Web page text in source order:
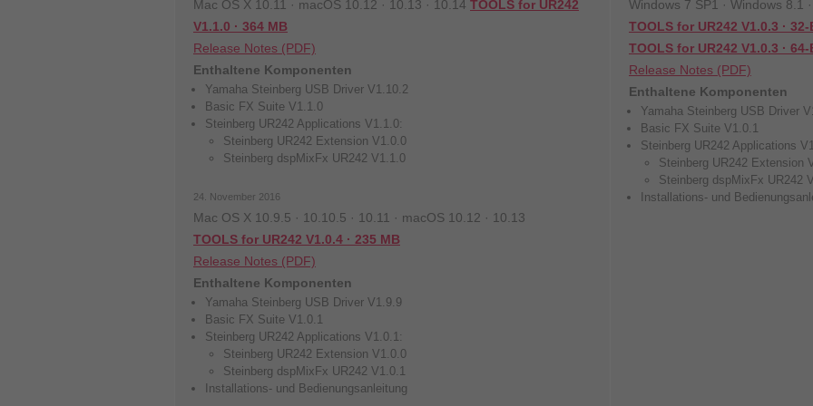
Mac OS X 10.11 · macOS 10.12 · 10.13 · 10.14 TOOLS for UR242
V1.1.0 · 364 MB
Release Notes (PDF)
Enthaltene Komponenten
Yamaha Steinberg USB Driver V1.10.2
Basic FX Suite V1.1.0
Steinberg UR242 Applications V1.1.0:
Steinberg UR242 Extension V1.0.0
Steinberg dspMixFx UR242 V1.1.0
24. November 2016
Mac OS X 10.9.5 · 10.10.5 · 10.11 · macOS 10.12 · 10.13
TOOLS for UR242 V1.0.4 · 235 MB
Release Notes (PDF)
Enthaltene Komponenten
Yamaha Steinberg USB Driver V1.9.9
Basic FX Suite V1.0.1
Steinberg UR242 Applications V1.0.1:
Steinberg UR242 Extension V1.0.0
Steinberg dspMixFx UR242 V1.0.1
Installations- und Bedienungsanleitung
Windows 7 SP1 · Windows 8.1
TOOLS for UR242 V1.0.3 ·
TOOLS for UR242 V1.0.3 · 64-
Release Notes (PDF)
Enthaltene Komponenten
Yamaha Steinberg USB Driver
Basic FX Suite V1.0.1
Steinberg UR242 Applications
Steinberg UR242 Extension
Steinberg dspMixFx UR242
Installations- und